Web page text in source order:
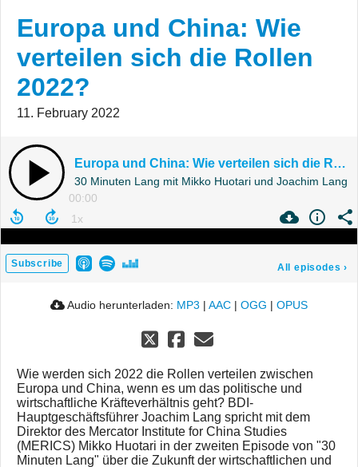
Europa und China: Wie
verteilen sich die Rollen
2022?
11. February 2022
Europa und China: Wie verteilen sich die Rollen 2022?
30 Minuten Lang mit Mikko Huotari und Joachim Lang
00:00
Subscribe All episodes ›
Audio herunterladen: MP3 | AAC | OGG | OPUS
Wie werden sich 2022 die Rollen verteilen zwischen
Europa und China, wenn es um das politische und
wirtschaftliche Kräfteverhältnis geht? BDI-
Hauptgeschäftsführer Joachim Lang spricht mit dem
Direktor des Mercator Institute for China Studies
(MERICS) Mikko Huotari in der zweiten Episode von "30
Minuten Lang" über die Zukunft der wirtschaftlichen und